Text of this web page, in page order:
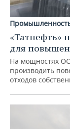
«Татнефть»
для
На мощностях
производить
отходов